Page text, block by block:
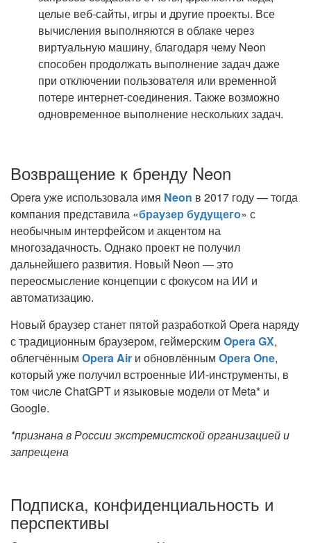
целые веб-сайты, игры и другие проекты. Все
вычисления выполняются в облаке через
виртуальную машину, благодаря чему Neon
способен продолжать выполнение задач даже
при отключении пользователя или временной
потере интернет-соединения. Также возможно
одновременное выполнение нескольких задач.
Возвращение к бренду Neon
Opera уже использовала имя Neon в 2017 году — тогда
компания представила «браузер будущего» с
необычным интерфейсом и акцентом на
многозадачность. Однако проект не получил
дальнейшего развития. Новый Neon — это
переосмысление концепции с фокусом на ИИ и
автоматизацию.
Новый браузер станет пятой разработкой Opera наряду
с традиционным браузером, геймерским Opera GX,
облегчённым Opera Air и обновлённым Opera One,
который уже получил встроенные ИИ-инструменты, в
том числе ChatGPT и языковые модели от Meta* и
Google.
*признана в России экстремистской организацией и
запрещена
Подписка, конфиденциальность и
перспективы